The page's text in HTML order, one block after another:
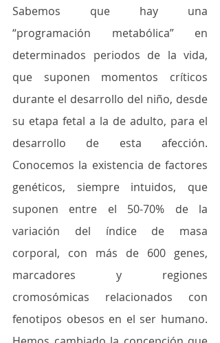
Sabemos que hay una
“programación metabólica” en
determinados periodos de la vida,
que suponen momentos críticos
durante el desarrollo del niño, desde
su etapa fetal a la de adulto, para el
desarrollo de esta afección.
Conocemos la existencia de factores
genéticos, siempre intuidos, que
suponen entre el 50-70% de la
variación del índice de masa
corporal, con más de 600 genes,
marcadores y regiones
cromosómicas relacionados con
fenotipos obesos en el ser humano.